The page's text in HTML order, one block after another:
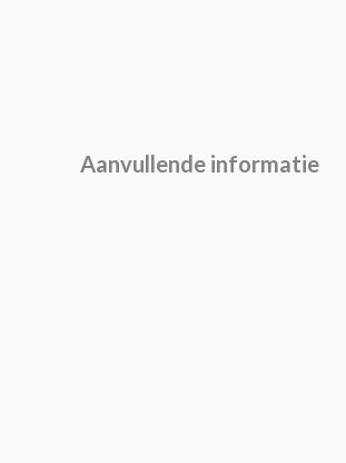
Aanvullende informatie